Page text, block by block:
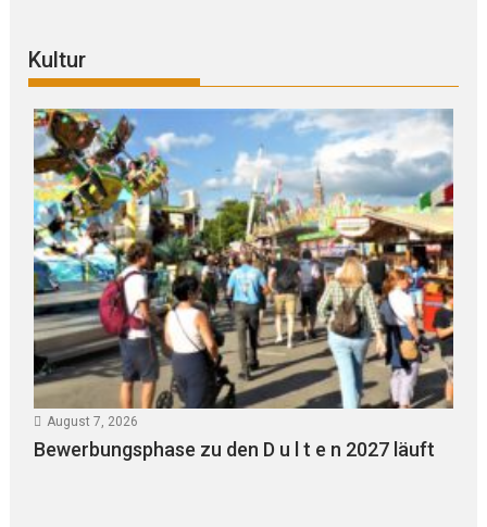
Kultur
August 7, 2026
Bewerbungsphase zu den D u l t e n 2027 läuft